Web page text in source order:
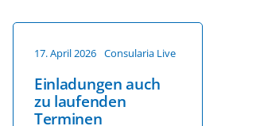
17. April 2026 Consularia Live
Einladungen auch
zu laufenden
Terminen